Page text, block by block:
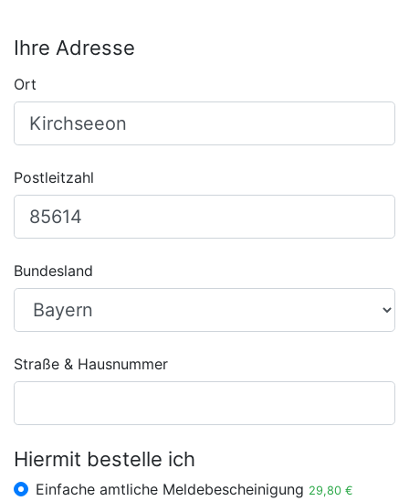
Ihre Adresse
Ort
Postleitzahl
Bundesland
Straße & Hausnummer
Hiermit bestelle ich
Einfache amtliche Meldebescheinigung 29,80 €